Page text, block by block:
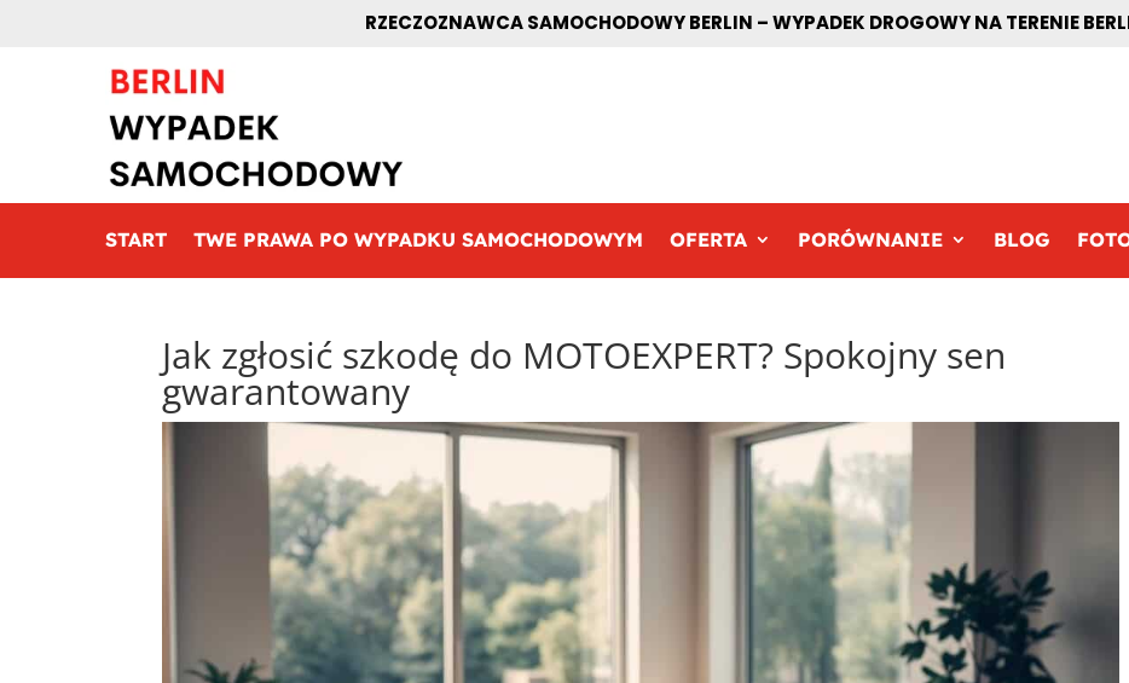
RZECZOZNAWCA SAMOCHODOWY BERLIN – WYPADEK DROGOWY NA TERENIE
START TWE PRAWA PO WYPADKU SAMOCHODOWYM OFERTA PORÓWNANIE BLOG
Jak zgłosić szkodę do MOTOEXPERT? Spokojny sen
gwarantowany